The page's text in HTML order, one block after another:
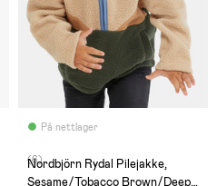
På nettlager
(6)
Nordbjörn Rydal Pilejakke,
Sesame/Tobacco Brown/Deep